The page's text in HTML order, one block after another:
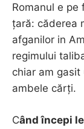
Romanul e pe
țară: căderea
afganilor in
regimului
chiar am gasit
ambele cărți.
Când începi